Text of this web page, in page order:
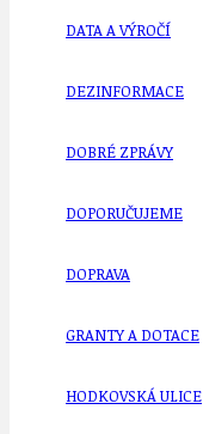
DATA A VÝROČÍ
DEZINFORMACE
DOBRÉ ZPRÁVY
DOPORUČUJEME
DOPRAVA
GRANTY A DOTACE
HODKOVSKÁ ULICE